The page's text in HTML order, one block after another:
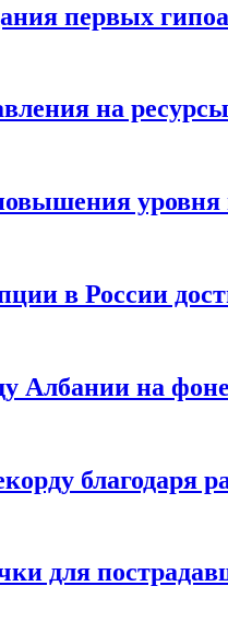
первых
на
в России
Албании на
благодаря
для